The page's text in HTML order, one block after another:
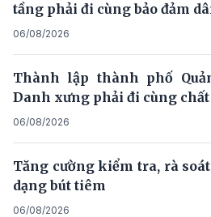
tầng phải đi cùng bảo đảm
06/08/2026
Thành lập thành phố
Danh xưng phải đi cùng
06/08/2026
Tăng cường kiểm tra, rà
dạng bút tiêm
06/08/2026